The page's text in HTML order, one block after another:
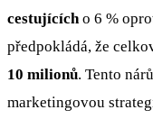
cestujících o 6 %
předpokládá, že
10 milionů. Tento
marketingovou